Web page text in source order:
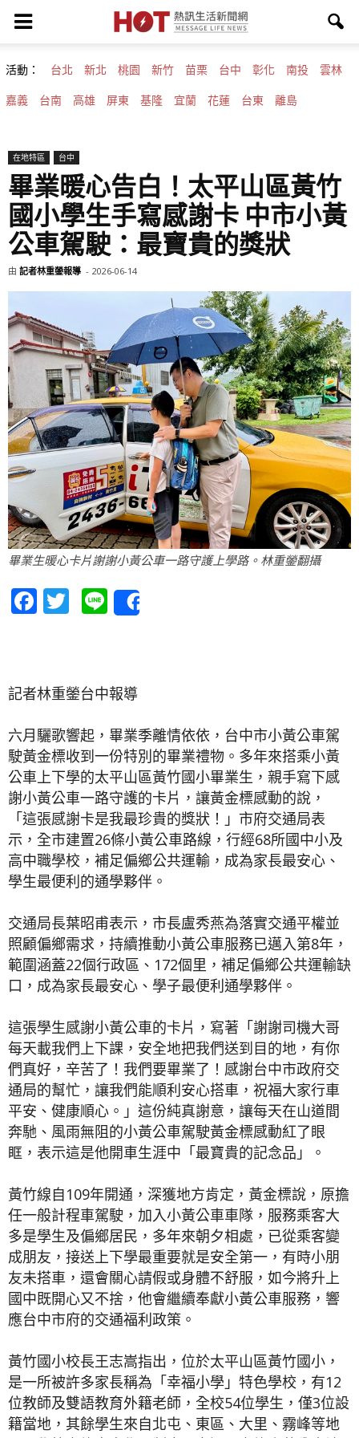
活動： 台北 新北 桃園 新竹 苗栗 台中 彰化 南投 雲林
嘉義 台南 高雄 屏東 基隆 宜蘭 花蓮 台東 離島
在地特區 台中
畢業暖心告白！太平山區黃竹
國小學生手寫感謝卡 中市小黃
公車駕駛：最寶貴的獎狀
由 記者林重鎣報導 - 2026-06-14
畢業生暖心卡片謝謝小黃公車一路守護上學路。林重鎣翻攝
Facebook
Twitter
Line
記者林重鎣台中報導
六月驪歌響起，畢業季離情依依，台中市小黃公車駕
駛黃金標收到一份特別的畢業禮物。多年來搭乘小黃
公車上下學的太平山區黃竹國小畢業生，親手寫下感
謝小黃公車一路守護的卡片，讓黃金標感動的說，
「這張感謝卡是我最珍貴的獎狀！」市府交通局表
示，全市建置26條小黃公車路線，行經68所國中小及
高中職學校，補足偏鄉公共運輸，成為家長最安心、
學生最便利的通學夥伴。
交通局長葉昭甫表示，市長盧秀燕為落實交通平權並
照顧偏鄉需求，持續推動小黃公車服務已邁入第8年，
範圍涵蓋22個行政區、172個里，補足偏鄉公共運輸缺
口，成為家長最安心、學子最便利通學夥伴。
這張學生感謝小黃公車的卡片，寫著「謝謝司機大哥
每天載我們上下課，安全地把我們送到目的地，有你
們真好，辛苦了！我們要畢業了！感謝台中市政府交
通局的幫忙，讓我們能順利安心搭車，祝福大家行車
平安、健康順心。」這份純真謝意，讓每天在山道間
奔馳、風雨無阻的小黃公車駕駛黃金標感動紅了眼
眶，表示這是他開車生涯中「最寶貴的記念品」。
黃竹線自109年開通，深獲地方肯定，黃金標說，原擔
任一般計程車駕駛，加入小黃公車車隊，服務乘客大
多是學生及偏鄉居民，多年來朝夕相處，已從乘客變
成朋友，接送上下學最重要就是安全第一，有時小朋
友未搭車，還會關心請假或身體不舒服，如今將升上
國中既開心又不捨，他會繼續奉獻小黃公車服務，響
應台中市府的交通福利政策。
黃竹國小校長王志嵩指出，位於太平山區黃竹國小，
是一所被許多家長稱為「幸福小學」特色學校，有12
位教師及雙語教育外籍老師，全校54位學生，僅3位設
籍當地，其餘學生來自北屯、東區、大里、霧峰等地